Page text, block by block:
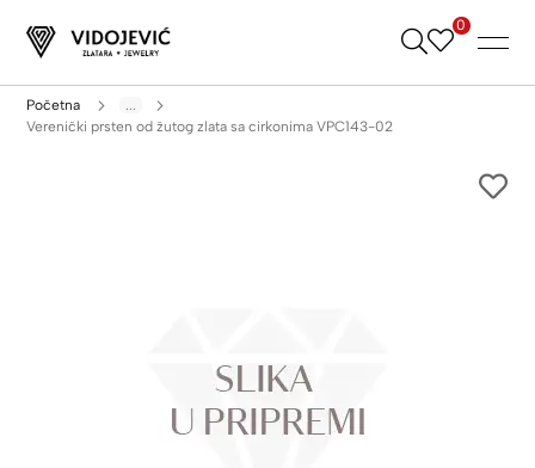
Skip
0
Početna
...
Verenički prsten od žutog zlata sa cirkonima VPC143-02